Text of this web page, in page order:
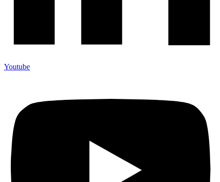
Youtube